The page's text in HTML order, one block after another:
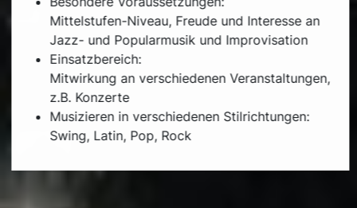
Mittelstufen-Niveau, Freude und Interesse an
Jazz- und Popularmusik und Improvisation
Einsatzbereich:
Mitwirkung an verschiedenen Veranstaltungen,
z.B. Konzerte
Musizieren in verschiedenen Stilrichtungen:
Swing, Latin, Pop, Rock